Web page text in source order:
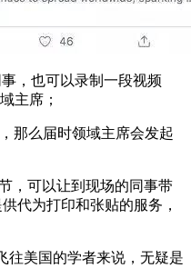
，也可以录制一段视频
主席；
么届时领域主席会发起
，可以让到现场的同事带
代为打印和张贴的服务，
美国的学者来说，无疑是